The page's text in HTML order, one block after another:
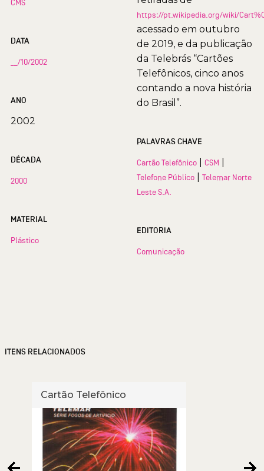
CMS
DATA
__/10/2002
ANO
2002
DÉCADA
2000
MATERIAL
Plástico
https://pt.wikipedia.org/wiki/
acessado em outubro
de 2019, e da publicação
da Telebrás “Cartões
Telefônicos, cinco anos
contando a nova história
do Brasil”.
PALAVRAS CHAVE
Cartão Telefônico CSM
Telefone Público
Telemar Norte
Leste S.A.
EDITORIA
Comunicação
ITENS RELACIONADOS
Cartão Telefônico